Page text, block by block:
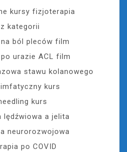
kursy fizjoterapia
kategorii
ból pleców film
urazie ACL film
stawu kolanowego
kurs
kurs
lędźwiowa a jelita
neurorozwojowa
po COVID